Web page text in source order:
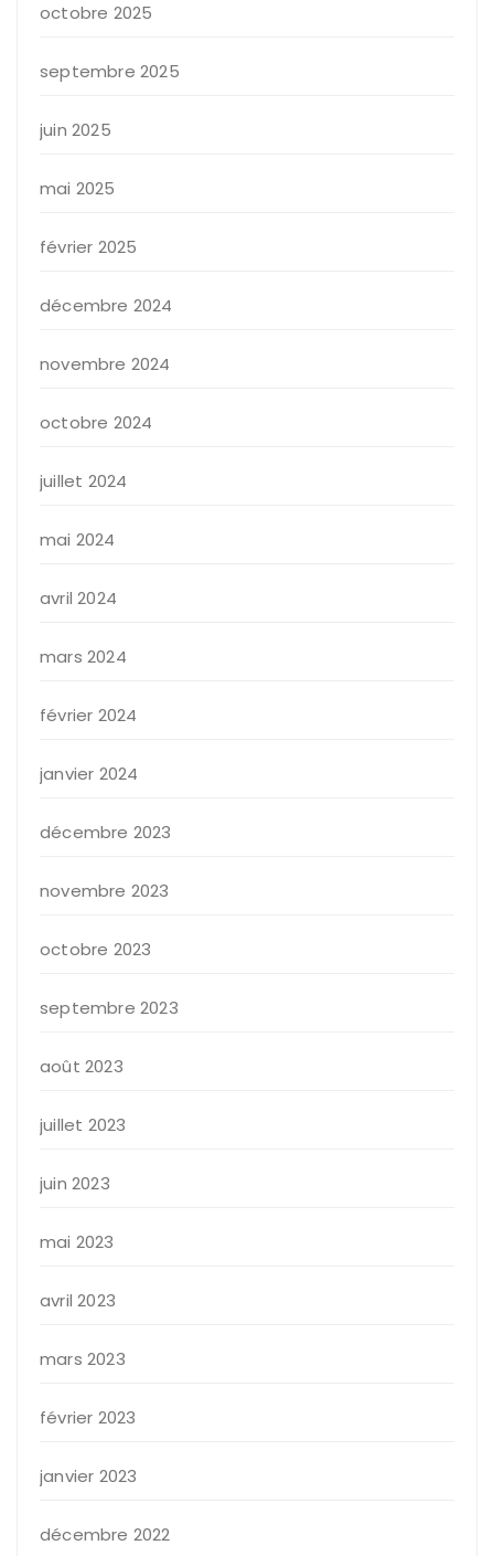
octobre 2025
septembre 2025
juin 2025
mai 2025
février 2025
décembre 2024
novembre 2024
octobre 2024
juillet 2024
mai 2024
avril 2024
mars 2024
février 2024
janvier 2024
décembre 2023
novembre 2023
octobre 2023
septembre 2023
août 2023
juillet 2023
juin 2023
mai 2023
avril 2023
mars 2023
février 2023
janvier 2023
décembre 2022